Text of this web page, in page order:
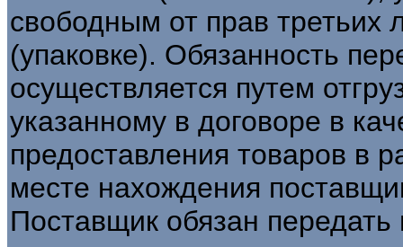
свободным от прав
(упаковке). Обязанность
осуществляется путем
указанному в договоре в
предоставления товаров в
месте нахождения
Поставщик обязан